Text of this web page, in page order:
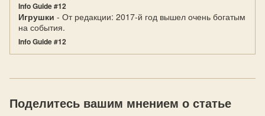
Info Guide #12
Игрушки - От редакции: 2017-й год вышел очень богатым
на события.
Info Guide #12
Поделитесь вашим мнением о статье